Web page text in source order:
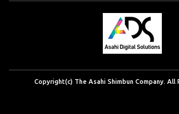
Copyright(c) The Asahi Shimbun Company. All